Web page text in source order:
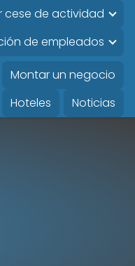
cese de actividad
de empleados
Montar un negocio
Hoteles
Noticias